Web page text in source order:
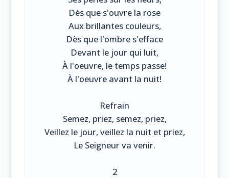
Dès que s'ouvre la rose
Aux brillantes couleurs,
Dès que l'ombre s'efface
Devant le jour qui luit,
À l'oeuvre, le temps passe!
À l'oeuvre avant la nuit!
Refrain
Semez, priez, semez, priez,
Veillez le jour, veillez la nuit et priez,
Le Seigneur va venir.
2